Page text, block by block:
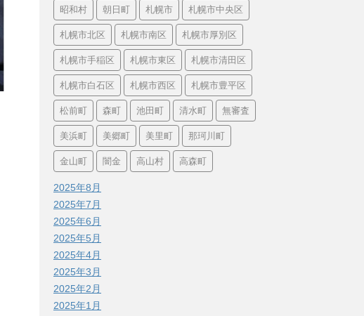
昭和村 朝日町 札幌市 札幌市中央区
札幌市北区 札幌市南区 札幌市厚別区
札幌市手稲区 札幌市東区 札幌市清田区
札幌市白石区 札幌市西区 札幌市豊平区
松前町 森町 池田町 清水町 無審査
美浜町 美郷町 美里町 那珂川町
金山町 闇金 高山村 高森町
2025年8月
2025年7月
2025年6月
2025年5月
2025年4月
2025年3月
2025年2月
2025年1月